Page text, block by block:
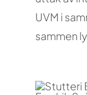
UVM i
sammen